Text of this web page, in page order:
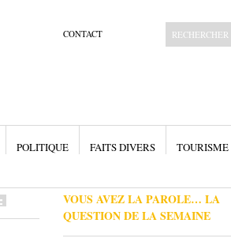
CONTACT
POLITIQUE FAITS DIVERS TOURISME
VOUS AVEZ LA PAROLE… LA
QUESTION DE LA SEMAINE